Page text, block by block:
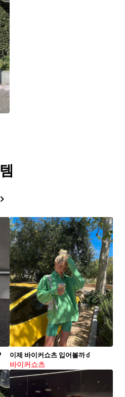
이제 바이커쇼츠 입어볼까🧃​
바이커쇼츠